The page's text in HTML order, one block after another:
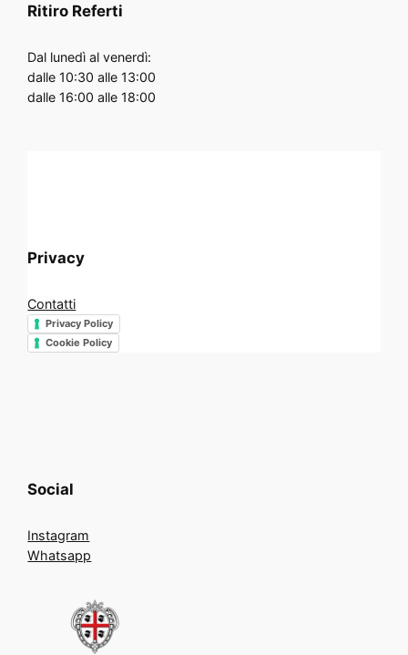
Ritiro Referti
Dal lunedì al venerdì:
dalle 10:30 alle 13:00
dalle 16:00 alle 18:00
Privacy
Contatti
Privacy Policy
Cookie Policy
Social
Instagram
Whatsapp